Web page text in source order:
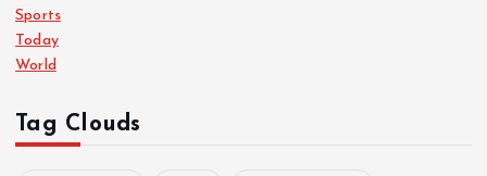
Sports
Today
World
Tag Clouds